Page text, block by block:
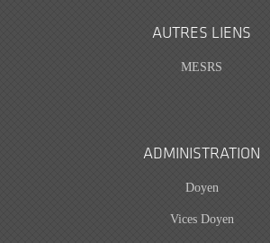
AUTRES LIENS
MESRS
ADMINISTRATION
Doyen
Vices Doyen